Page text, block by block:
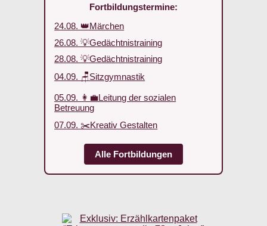
Fortbildungstermine:
24.08. 👑Märchen
26.08. 💡Gedächtnistraining
28.08. 💡Gedächtnistraining
04.09. 🪑Sitzgymnastik
05.09. 👩‍💼Leitung der sozialen
Betreuung
07.09. ✂️Kreativ Gestalten
Alle Fortbildungen